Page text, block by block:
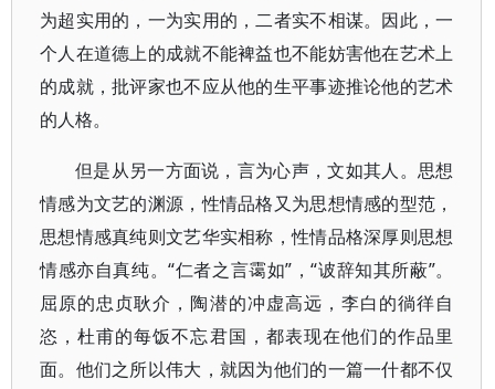
为超实用的，一为实用的，二者实不相谋。因此，一
个人在道德上的成就不能裨益也不能妨害他在艺术上
的成就，批评家也不应从他的生平事迹推论他的艺术
的人格。
但是从另一方面说，言为心声，文如其人。思想
情感为文艺的渊源，性情品格又为思想情感的型范，
思想情感真纯则文艺华实相称，性情品格深厚则思想
情感亦自真纯。“仁者之言霭如”，“诐辞知其所蔽”。
屈原的忠贞耿介，陶潜的冲虚高远，李白的徜徉自
恣，杜甫的每饭不忘君国，都表现在他们的作品里
面。他们之所以伟大，就因为他们的一篇一什都不仅